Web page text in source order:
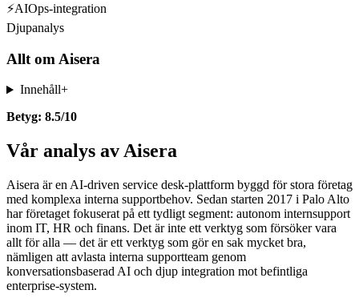
⚡AIOps-integration
Djupanalys
Allt om Aisera
Innehåll+
Betyg: 8.5/10
Vår analys av Aisera
Aisera är en AI-driven service desk-plattform byggd för stora företag
med komplexa interna supportbehov. Sedan starten 2017 i Palo Alto
har företaget fokuserat på ett tydligt segment: autonom internsupport
inom IT, HR och finans. Det är inte ett verktyg som försöker vara
allt för alla — det är ett verktyg som gör en sak mycket bra,
nämligen att avlasta interna supportteam genom
konversationsbaserad AI och djup integration mot befintliga
enterprise-system.